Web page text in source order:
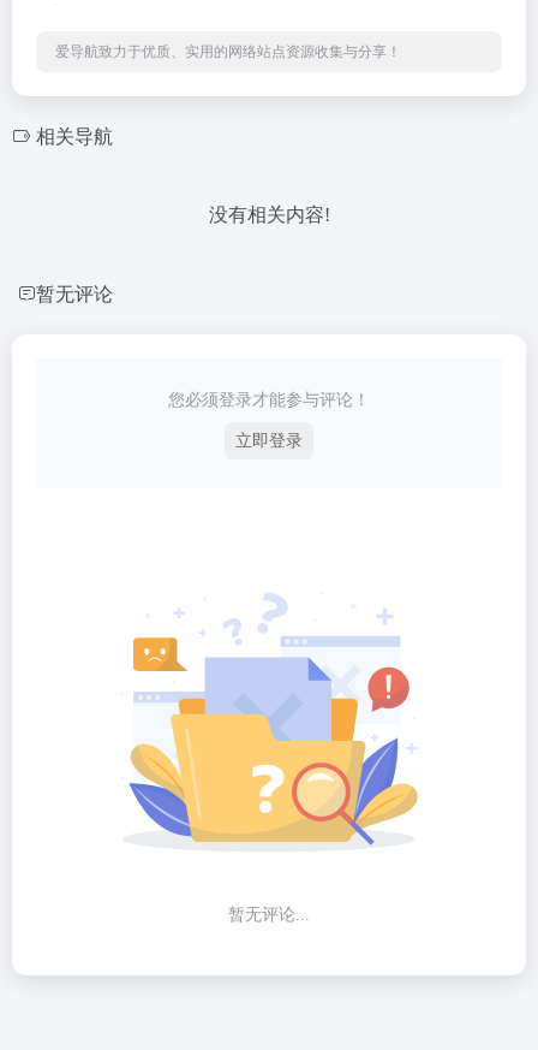
爱导航致力于优质、实用的网络站点资源收集与分享！
相关导航
没有相关内容!
暂无评论
您必须登录才能参与评论！
立即登录
暂无评论...